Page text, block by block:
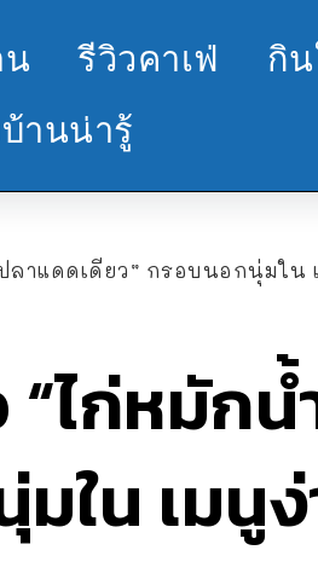
น รีวิวคาเฟ่
กิ
บ้านน่ารู้
ลาแดดเดียว” กรอบนอกนุ่มใน
ไก่หมัก
ใน เมนู